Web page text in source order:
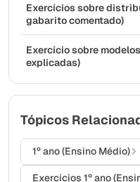
Exercícios sobre
gabarito comentado)
Exercício sobre
explicadas)
Tópicos
1º ano (Ensino Médio)
Exercícios 1º ano